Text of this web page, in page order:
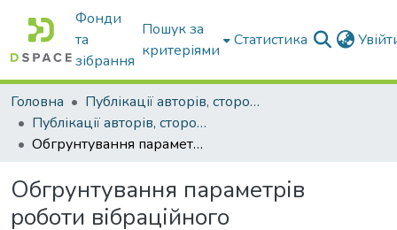
Фонди
та
зібрання
Пошук за
критеріями
Статистика
Головна
Публікації авторів, сторонніх університету
Публікації авторів, сторонніх університету
Обгрунтування параметрів роботи вібраційного грунтообробного знаряддя для обробітку грунту
Обгрунтування параметрів
роботи вібраційного